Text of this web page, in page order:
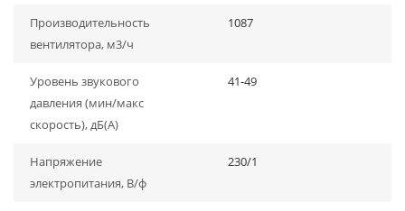
Производительность
вентилятора, м3/ч
1087
Уровень звукового
давления (мин/макс
скорость), дБ(A)
41-49
Напряжение
электропитания, В/ф
230/1